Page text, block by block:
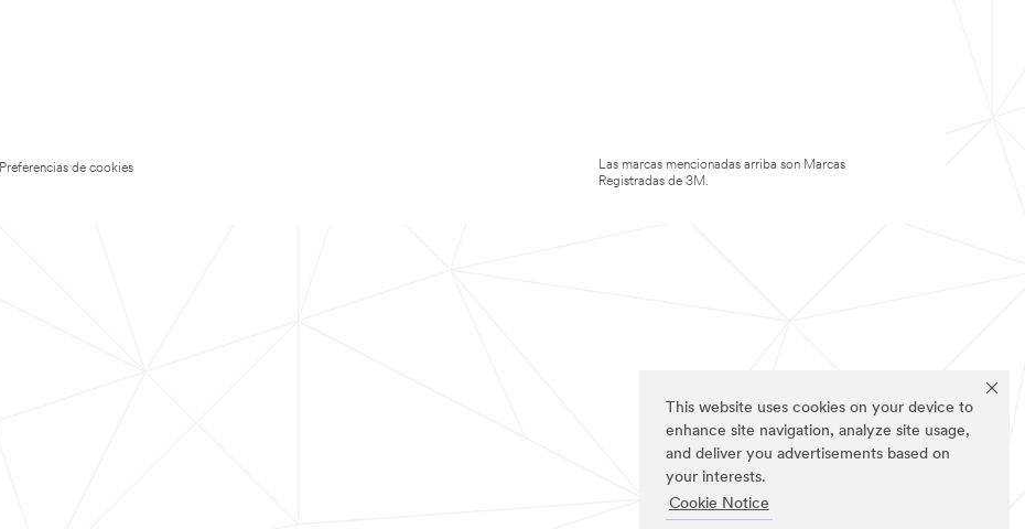
This website uses cookies on your device to
enhance site navigation, analyze site usage,
and deliver you advertisements based on
your interests.
Cookie Notice
Preferencias de cookies
Las marcas mencionadas arriba son Marcas
Registradas de 3M.